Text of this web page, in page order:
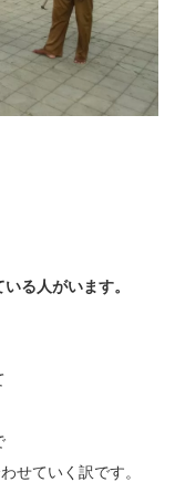
る人がいます。
せていく訳です。